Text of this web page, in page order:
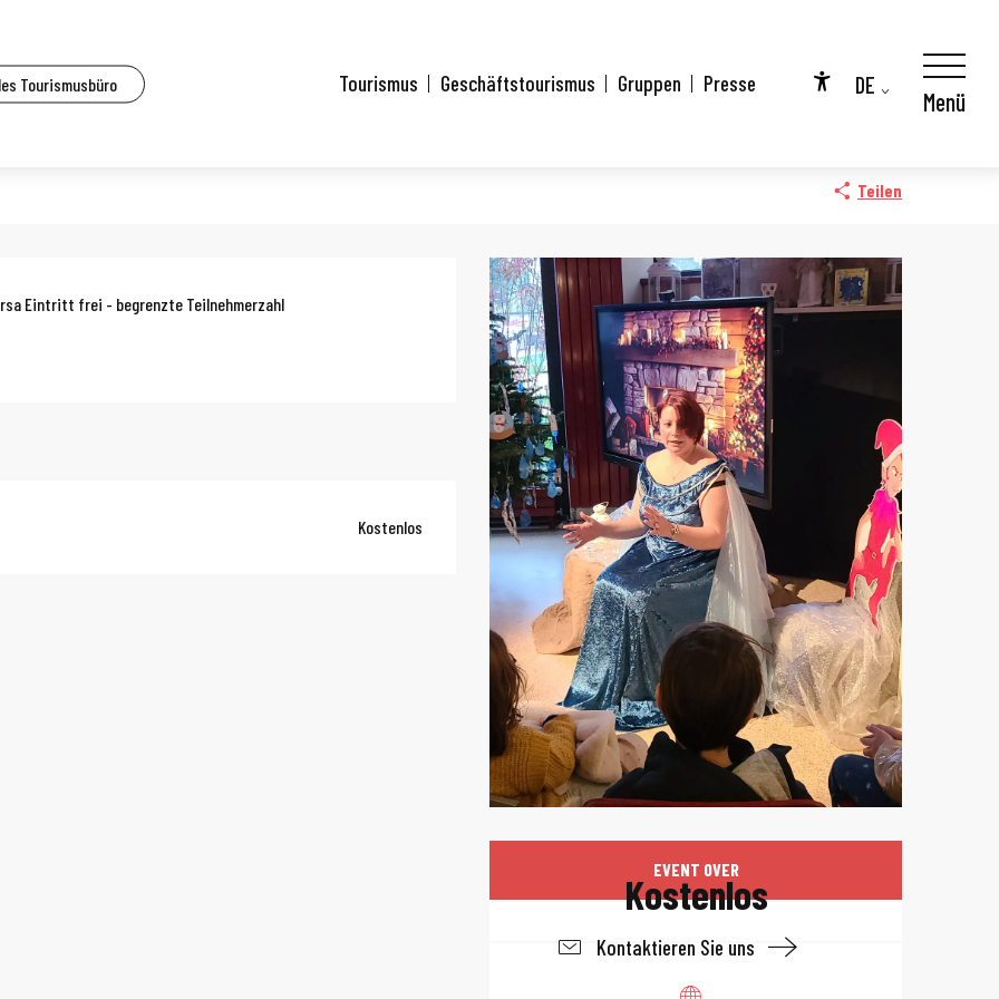
Tourismusbüro
Accessibilité
DE
Tourismus Geschäftstourismus Gruppen Presse
Menü
de la sorcière
Teilen
Öffnungszeiten
EVENT OVER
Kostenlos
Kontaktieren Sie uns
Eintritt frei - begrenzte Teilnehmerzahl
Kostenlos